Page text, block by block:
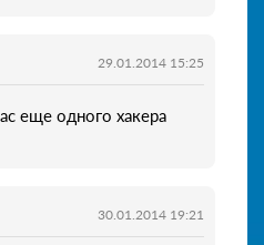
29.01.2014 15:25
еще одного хакера
30.01.2014 19:21